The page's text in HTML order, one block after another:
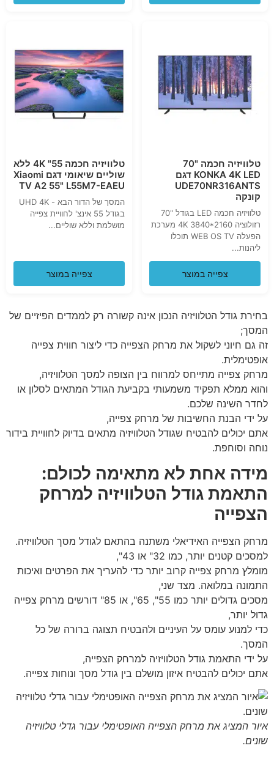
טלוויזיה חכמה "70
KONKA 4K LED דגם
UDE70NR316ANTS
קונקה
טלוויזיה חכמה LED בגודל "70
רזולוציה 4K 3840*2160 מערכת
הפעלה WEB OS TV תוכלו
ליהנות...
צפייה במוצר
טלוויזיה חכמה 55" 4K ללא
שוליים שיאומי דגם Xiaomi
TV A2 55" L55M7-EAEU
המסך של הדור הבא - UHD 4K
בגודל 55 אינצ' לחוויית צפייה
מושלמת וללא שוליים...
צפייה במוצר
בחירת גודל הטלוויזיה הנכון אינה קשורה רק לממדים הפיזיים של
המסך;
זה גם חיוני לשקול את מרחק הצפייה כדי ליצור חווית צפייה
אופטימלית.
מרחק צפייה מתייחס למרווח בין הצופה למסך הטלוויזיה,
והוא ממלא תפקיד משמעותי בקביעת הגודל המתאים לסלון או
לחדר השינה שלכם.
על ידי הבנת החשיבות של מרחק צפייה,
אתם יכולים להבטיח שגודל הטלוויזיה מתאים בדיוק לחוויית בידור
נוחה וסוחפת.
מידה אחת לא מתאימה לכולם:
התאמת גודל הטלוויזיה למרחק
הצפייה
מרחק הצפייה האידיאלי משתנה בהתאם לגודל מסך הטלוויזיה.
למסכים קטנים יותר, כמו 32" או 43",
מומלץ מרחק צפייה קרוב יותר כדי להעריך את הפרטים ואיכות
התמונה במלואה. מצד שני,
מסכים גדולים יותר כמו 55", 65", או 85" דורשים מרחק צפייה
גדול יותר,
כדי למנוע עומס על העיניים ולהבטיח תצוגה ברורה של כל
המסך.
על ידי התאמת גודל הטלוויזיה למרחק הצפייה,
אתם יכולים להבטיח איזון מושלם בין גודל מסך ונוחות צפייה.
איור המציג את מרחק הצפייה האופטימלי עבור גדלי טלוויזיה
שונים.